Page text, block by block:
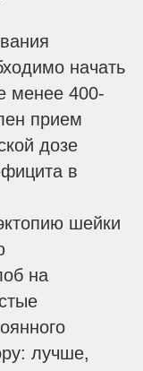
начать
менее 400-
прием
дозе
в
шейки
на
лучше,